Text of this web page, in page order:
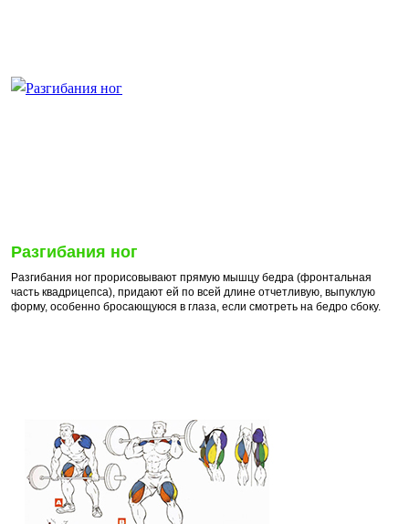
Разгибания ног
Разгибания ног прорисовывают прямую мышцу бедра (фронтальная
часть квадрицепса), придают ей по всей длине отчетливую, выпуклую
форму, особенно бросающуюся в глаза, если смотреть на бедро сбоку.